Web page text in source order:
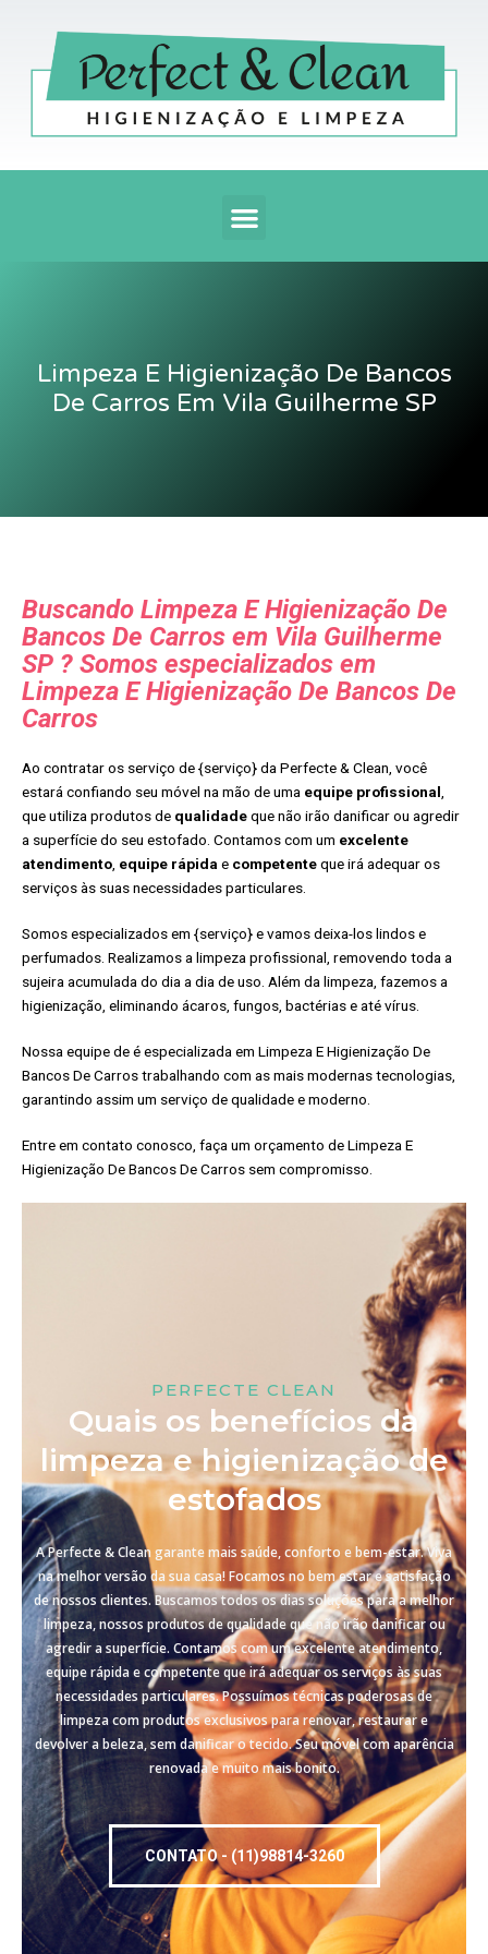
conteúdo
Menu
Limpeza E Higienização De Bancos
De Carros Em Vila Guilherme SP
Buscando Limpeza E Higienização De
Bancos De Carros em Vila Guilherme
SP ? Somos especializados em
Limpeza E Higienização De Bancos De
Carros
Ao contratar os serviço de {serviço} da Perfecte & Clean, você
estará confiando seu móvel na mão de uma equipe profissional
que utiliza produtos de qualidadeque não irão danificar ou agredir
a superfície do seu estofado. Contamos com um excelente
atendimento equipe rápida e competenteque irá adequar os
serviços às suas necessidades particulares.
Somos especializados em {serviço} e vamos deixa-los lindos e
perfumados. Realizamos a limpeza profissional, removendo toda a
sujeira acumulada do dia a dia de uso. Além da limpeza, fazemos a
higienização, eliminando ácaros, fungos, bactérias e até vírus.
Nossa equipe de é especializada em Limpeza E Higienização De
Bancos De Carros trabalhando com as mais modernas tecnologias,
garantindo assim um serviço de qualidade e moderno.
Entre em contato conosco, faça um orçamento de Limpeza E
Higienização De Bancos De Carros sem compromisso.
PERFECTE CLEAN
Quais os benefícios da
limpeza e higienização de
estofados
A Perfecte & Clean garante mais saúde, conforto e bem-estar. Viva
na melhor versão da sua casa! Focamos no bem estar e satisfação
de nossos clientes. Buscamos todos os dias soluções para a melhor
limpeza, nossos produtos de qualidade que não irão danificar ou
agredir a superfície. Contamos com um excelente atendimento,
equipe rápida e competente que irá adequar os serviços às suas
necessidades particulares. Possuímos técnicas poderosas de
limpeza com produtos exclusivos para renovar, restaurar e
devolver a beleza, sem danificar o tecido. Seu móvel com aparência
renovada e muito mais bonito.
CONTATO - (11)98814-3260